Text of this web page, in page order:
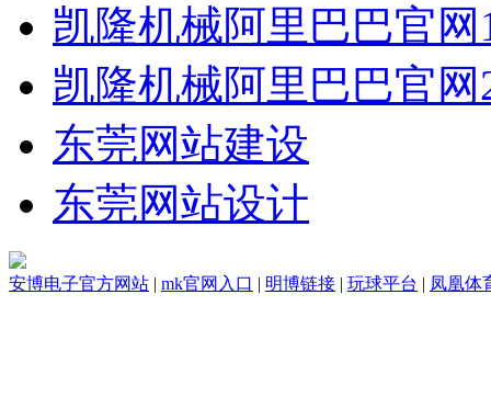
凯隆机械阿里巴巴官网
凯隆机械阿里巴巴官网
东莞网站建设
东莞网站设计
安博电子官方网站 | mk官网入口 | 明博链接 | 玩球平台 | 凤凰体